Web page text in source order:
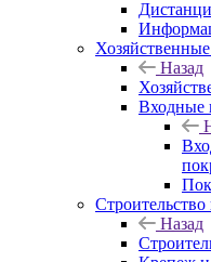
Назад
Входные
Назад